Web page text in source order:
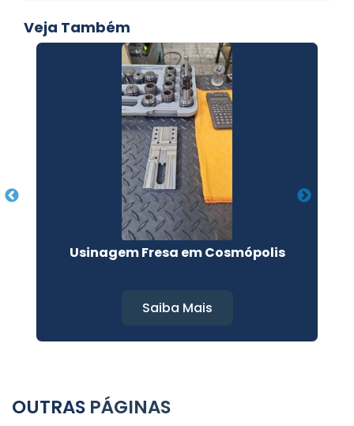
Veja Também
Usinagem Fresa em Cosmópolis
Saiba Mais
OUTRAS PÁGINAS